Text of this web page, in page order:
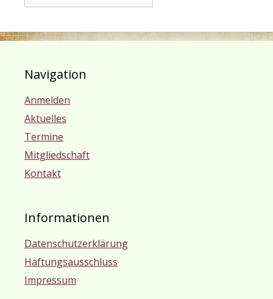
Navigation
Anmelden
Aktuelles
Termine
Mitgliedschaft
Kontakt
Informationen
Datenschutzerklärung
Haftungsausschluss
Impressum